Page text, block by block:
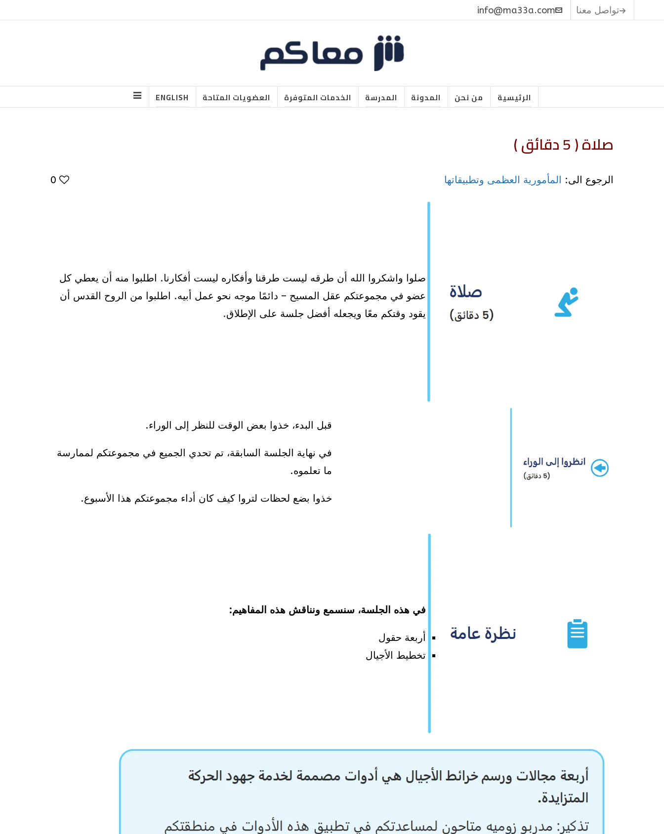
تواصل معنا info@ma33a.com
الرئيسية من نحن المدونة المدرسة الخدمات المتوفرة العضويات المتاحة ENGLISH
صلاة ( 5 دقائق )
الرجوع الى: المأمورية العظمى وتطبيقاتها 0
صلوا واشكروا الله أن طرقه ليست طرقنا وأفكاره ليست أفكارنا. اطلبوا منه أن يعطي كل
عضو في مجموعتكم عقل المسيح – دائمًا موجه نحو عمل أبيه. اطلبوا من الروح القدس أن
يقود وقتكم معًا ويجعله أفضل جلسة على الإطلاق.
قبل البدء، خذوا بعض الوقت للنظر إلى الوراء.
في نهاية الجلسة السابقة، تم تحدي الجميع في مجموعتكم لممارسة
ما تعلموه.
خذوا بضع لحظات لتروا كيف كان أداء مجموعتكم هذا الأسبوع.
في هذه الجلسة، سنسمع ونناقش هذه المفاهيم:
أربعة حقول
تخطيط الأجيال